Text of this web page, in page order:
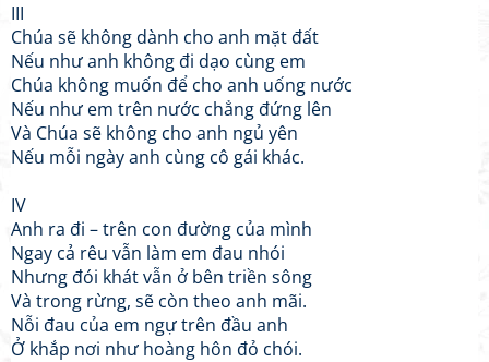
III
Chúa sẽ không dành cho anh mặt đất
Nếu như anh không đi dạo cùng em
Chúa không muốn để cho anh uống nước
Nếu như em trên nước chẳng đứng lên
Và Chúa sẽ không cho anh ngủ yên
Nếu mỗi ngày anh cùng cô gái khác.
IV
Anh ra đi – trên con đường của mình
Ngay cả rêu vẫn làm em đau nhói
Nhưng đói khát vẫn ở bên triền sông
Và trong rừng, sẽ còn theo anh mãi.
Nỗi đau của em ngự trên đầu anh
Ở khắp nơi như hoàng hôn đỏ chói.